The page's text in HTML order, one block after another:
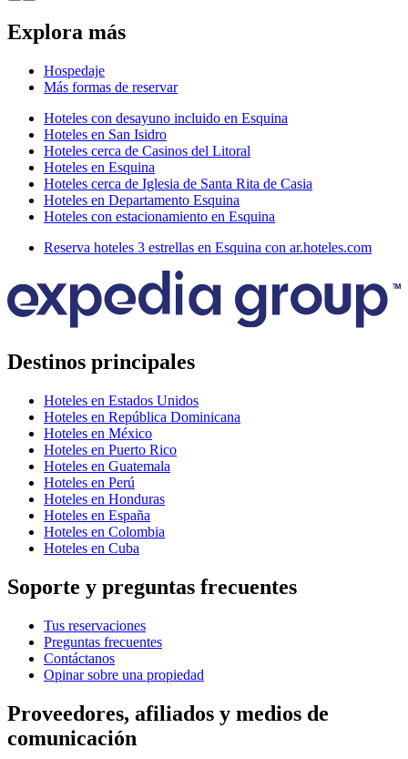
Explora más
Hospedaje
Más formas de reservar
Hoteles con desayuno incluido en Esquina
Hoteles en San Isidro
Hoteles cerca de Casinos del Litoral
Hoteles en Esquina
Hoteles cerca de Iglesia de Santa Rita de Casia
Hoteles en Departamento Esquina
Hoteles con estacionamiento en Esquina
Reserva hoteles 3 estrellas en Esquina con ar.hoteles.com
Destinos principales
Hoteles en Estados Unidos
Hoteles en República Dominicana
Hoteles en México
Hoteles en Puerto Rico
Hoteles en Guatemala
Hoteles en Perú
Hoteles en Honduras
Hoteles en España
Hoteles en Colombia
Hoteles en Cuba
Soporte y preguntas frecuentes
Tus reservaciones
Preguntas frecuentes
Contáctanos
Opinar sobre una propiedad
Proveedores, afiliados y medios de
comunicación